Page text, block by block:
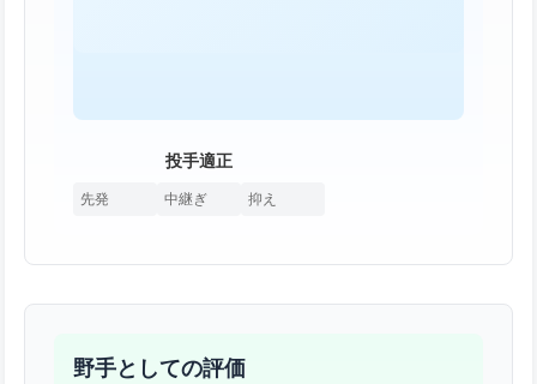
投手適正
先発 中継ぎ 抑え
野手としての評価